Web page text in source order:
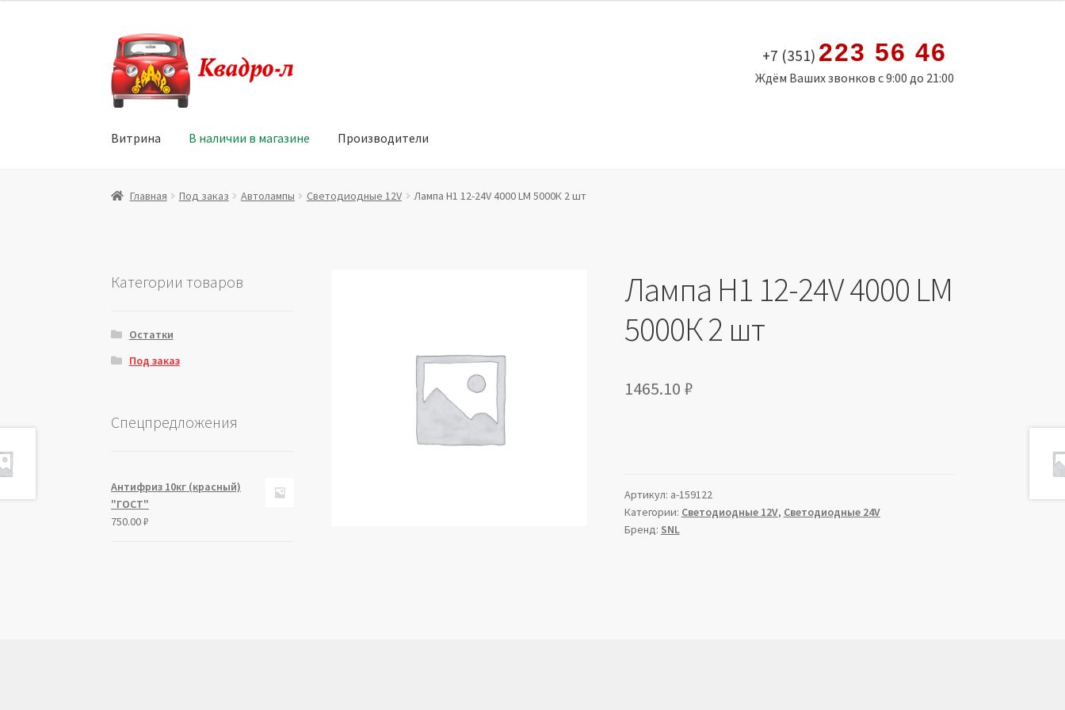
Перейти
к
навигации
Перейти
к
содержимому
+7 (351) 223 56 46
Ждём Ваших звонков с 9:00 до 21:00
Витрина В наличии в магазине Производители
Главная Витрина Мой аккаунт Политика в отношении обработки персональных данных
Главная Под заказ Автолампы Светодиодные 12V Лампа H1 12-24V 4000 LM 5000К 2 шт
Лампа H1 12-24V 4000 LM
5000К 2 шт
1465.10 ₽
Артикул: a-159122
Категории: Светодиодные 12V, Светодиодные 24V
Бренд: SNL
Категории товаров
Остатки
Под заказ
Спецпредложения
Антифриз 10кг (красный)
"ГОСТ"
750.00₽